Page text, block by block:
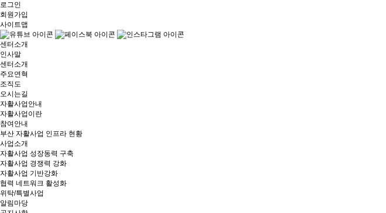
로그인
회원가입
사이트맵
센터소개
인사말
센터소개
주요연혁
조직도
오시는길
자활사업안내
자활사업이란
참여안내
부산 자활사업 인프라 현황
사업소개
자활사업 성장동력 구축
자활사업 경쟁력 강화
자활사업 기반강화
협력 네트워크 활성화
위탁/특별사업
알림마당